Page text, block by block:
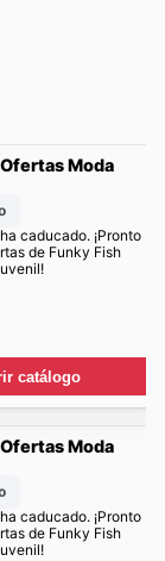
Moda
caducado. ¡Pronto
de Funky Fish
catálogo
Moda
caducado. ¡Pronto
de Funky Fish